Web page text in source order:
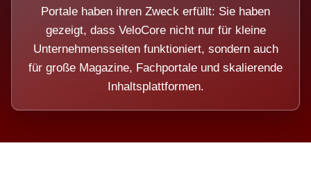
Portale haben ihren Zweck erfüllt: Sie haben
gezeigt, dass VeloCore nicht nur für kleine
Unternehmensseiten funktioniert, sondern auch
für große Magazine, Fachportale und skalierende
Inhaltsplattformen.